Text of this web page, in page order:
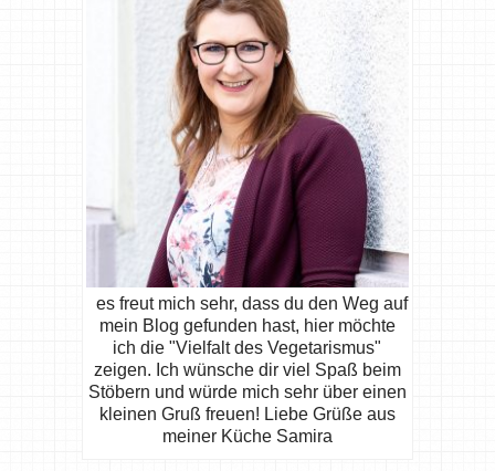
es freut mich sehr, dass du den Weg auf
mein Blog gefunden hast, hier möchte
ich die "Vielfalt des Vegetarismus"
zeigen. Ich wünsche dir viel Spaß beim
Stöbern und würde mich sehr über einen
kleinen Gruß freuen! Liebe Grüße aus
meiner Küche Samira